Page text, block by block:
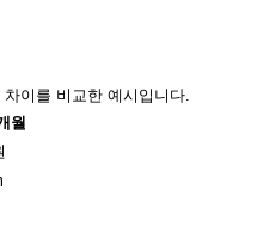
이를 비교한 예시입니다.
월